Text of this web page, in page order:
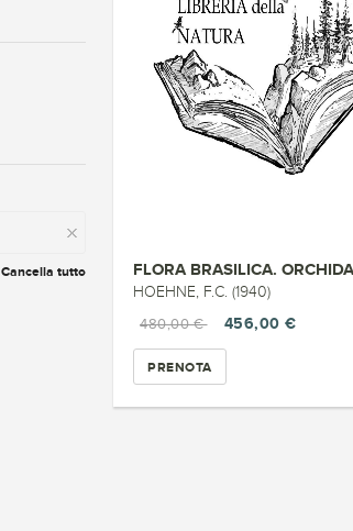
FLORA BRASILICA.
HOEHNE, F.C. (1940)
480,00 €
456,00 €
PRENOTA
Cancella tutto